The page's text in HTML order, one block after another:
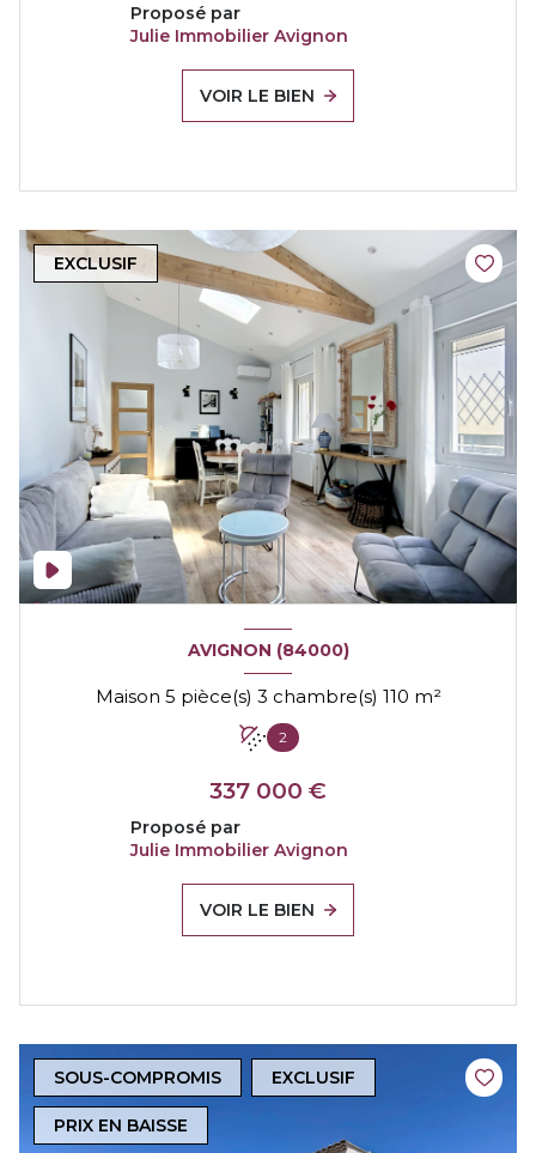
Proposé par
Julie Immobilier Avignon
VOIR LE BIEN
EXCLUSIF
AVIGNON (84000)
Maison 5 pièce(s) 3 chambre(s) 110 m²
2
337 000 €
Proposé par
Julie Immobilier Avignon
VOIR LE BIEN
SOUS-COMPROMIS EXCLUSIF
PRIX EN BAISSE